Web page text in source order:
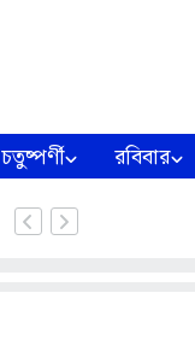
চতুষ্পর্ণী রবিবার